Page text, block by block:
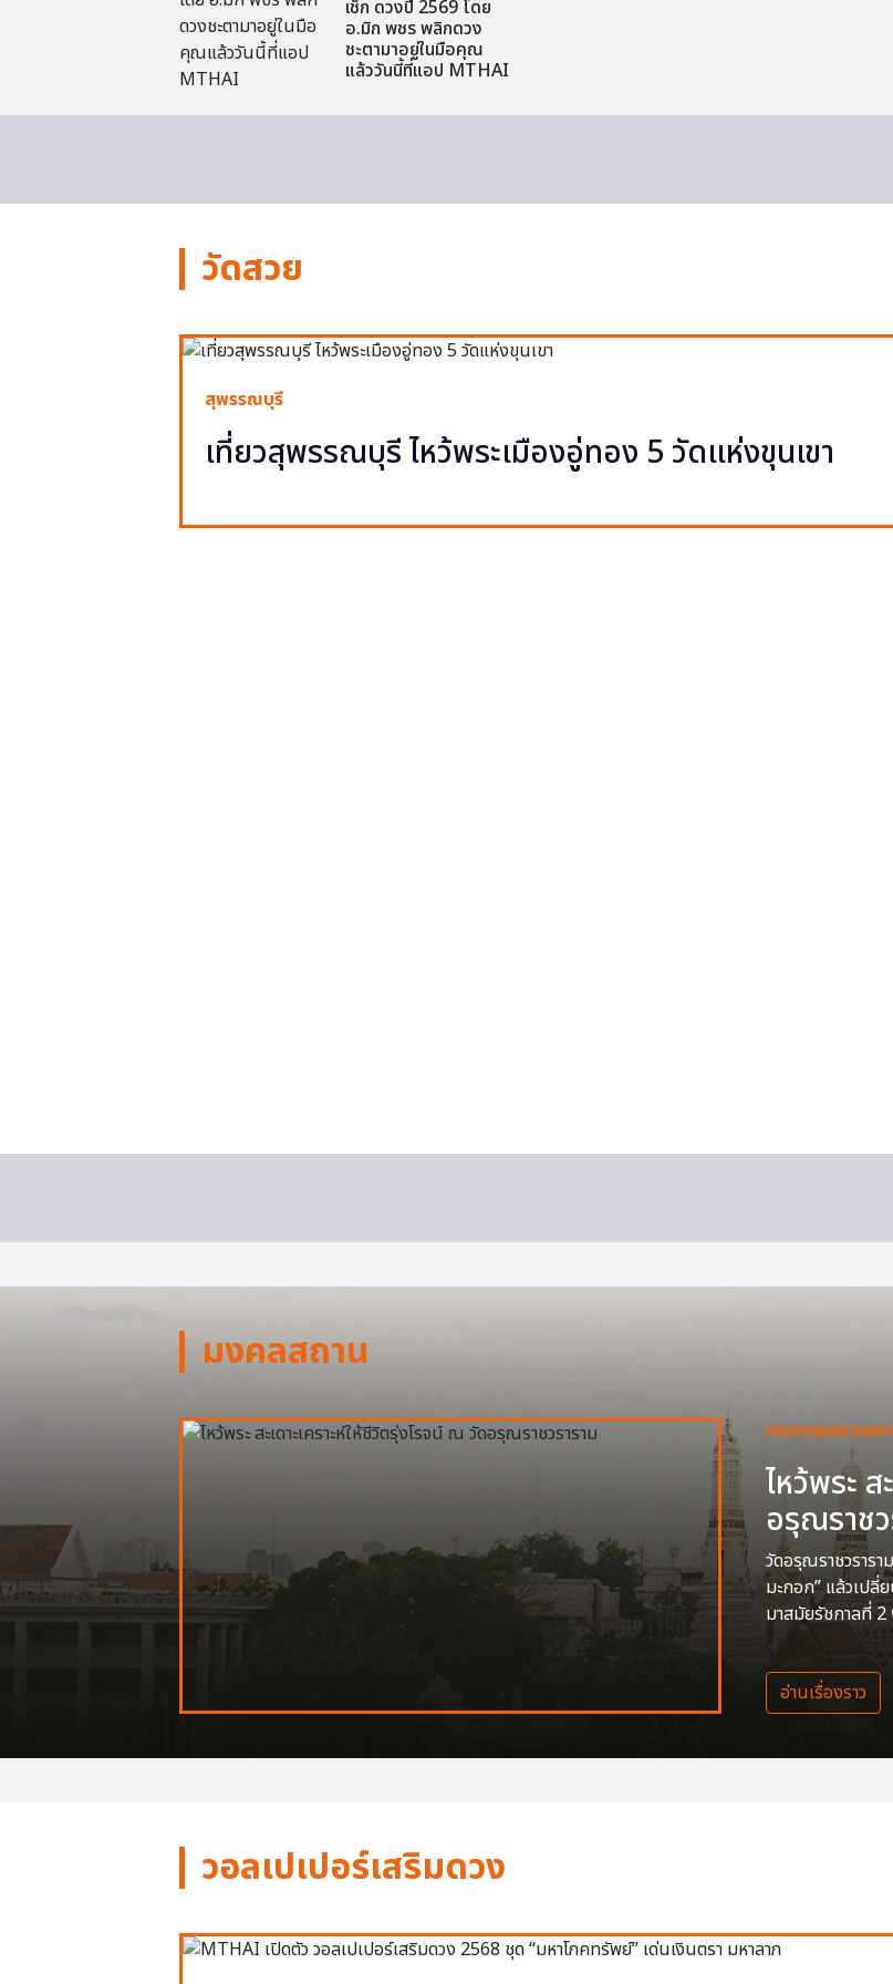
เช็ก ดวงปี 2569 โดย
อ.มิก พชร พลิกดวง
ชะตามาอยู่ในมือคุณ
แล้ววันนี้ที่แอป MTHAI
วัดสวย
สุพรรณบุรี
เที่ยวสุพรรณบุรี ไหว้พระเมืองอู่ทอง 5 วัดแห่งขุนเขา
มงคลสถาน
กรุงเทพมหานคร
ไหว้พระ
อรุณราช
วัดอรุณราชวราร
มะกอก” แล้วเปลี่
มาสมัยรัชกาลที่ 2
อ่านเรื่องราว
วอลเปเปอร์เสริมดวง